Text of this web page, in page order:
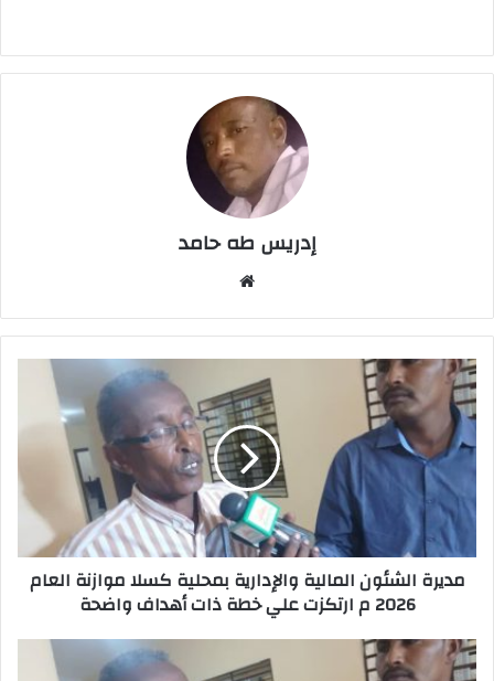
إدريس طه حامد
ق
ع
ا
ل
و
ي
ب
مديرة الشئون المالية والإدارية بمحلية كسلا موازنة العام
2026 م ارتكزت علي خطة ذات أهداف واضحة